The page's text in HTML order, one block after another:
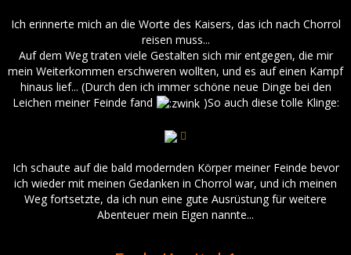
Ich erinnerte mich an die Worte des Kaisers, das ich nach Chorrol
reisen muss...
Auf dem Weg traten viele Gestalten sich mir entgegen, die mir
mein Weiterkommen erschweren wollten, und es auf einen Kampf
hinaus lief... (Durch den ich immer schöne neue Dinge bei den
Leichen meiner Feinde fand
)So auch diese tolle Klinge:
Ich schaute auf die bald modernden Körper meiner Feinde bevor
ich wieder mit meinen Gedanken in Chorrol war, und ich meinen
Weg fortsetzte, da ich nun eine gute Ausrüstung für weitere
Abenteuer mein Eigen nannte...